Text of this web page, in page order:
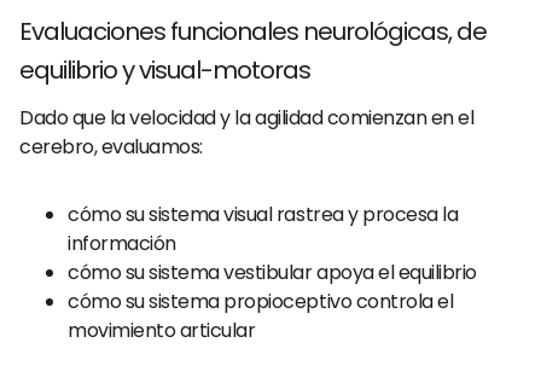
Evaluaciones funcionales neurológicas, de
equilibrio y visual-motoras
Dado que la velocidad y la agilidad comienzan en el
cerebro, evaluamos:
cómo su sistema visual rastrea y procesa la
información
cómo su sistema vestibular apoya el equilibrio
cómo su sistema propioceptivo controla el
movimiento articular